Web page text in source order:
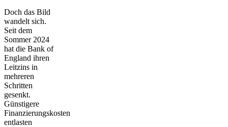
Doch das Bild
wandelt sich.
Seit dem
Sommer 2024
hat die Bank of
England ihren
Leitzins in
mehreren
Schritten
gesenkt.
Günstigere
Finanzierungskosten
entlasten